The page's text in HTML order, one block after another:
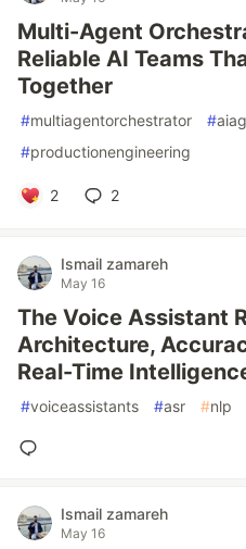
Multi-Agent
Reliable AI Teams
Together
#multiagentorchestrator #
#productionengineering
2 2
Ismail zamareh
May 16
The Voice Assistant
Architecture,
Real-Time
#voiceassistants #asr #nlp
Ismail zamareh
May 16